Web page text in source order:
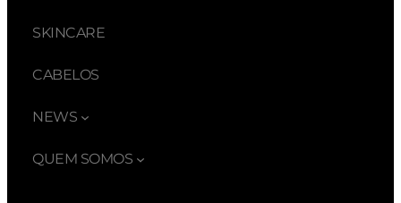
SKINCARE
CABELOS
NEWS
QUEM SOMOS